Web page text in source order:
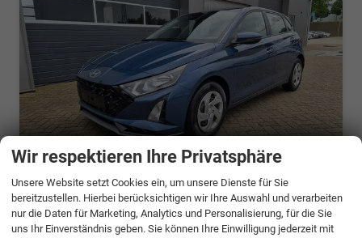
ab 390,– € mtl.
Hyundai i20
Wir respektieren Ihre Privatsphäre
Unsere Website setzt Cookies ein, um unsere Dienste für Sie
bereitzustellen. Hierbei berücksichtigen wir Ihre Auswahl und verarbeiten
nur die Daten für Marketing, Analytics und Personalisierung, für die Sie
uns Ihr Einverständnis geben. Sie können Ihre Einwilligung jederzeit mit